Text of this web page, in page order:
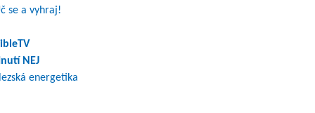
se a vyhraj!
NEJ
energetika